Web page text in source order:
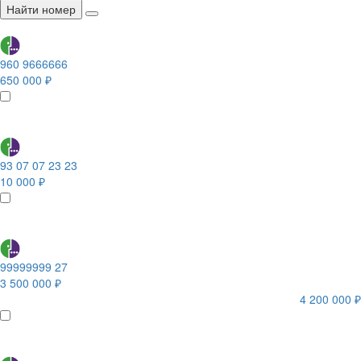
Найти номер
960 9666666
650 000 ₽
93 07 07 23 23
10 000 ₽
99999999 27
3 500 000 ₽
4 200 000 ₽